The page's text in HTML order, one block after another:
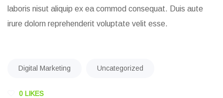
laboris nisut aliquip ex ea commod consequat. Duis aute
irure dolorn reprehenderit voluptate velit esse.
Digital Marketing Uncategorized
0 LIKES